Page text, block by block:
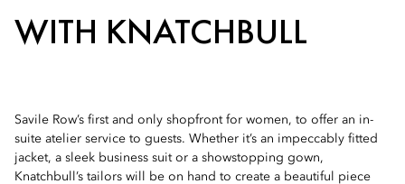
WITH KNATCHBULL
Savile Row’s first and only shopfront for women, to offer an in-
suite atelier service to guests. Whether it’s an impeccably fitted
jacket, a sleek business suit or a showstopping gown,
Knatchbull’s tailors will be on hand to create a beautiful piece